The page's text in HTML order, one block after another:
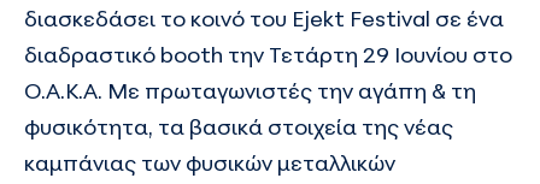
διασκεδάσει το κοινό του Ejekt Festival σε ένα
διαδραστικό booth την Τετάρτη 29 Ιουνίου στο
Ο.Α.Κ.Α. Με πρωταγωνιστές την αγάπη & τη
φυσικότητα, τα βασικά στοιχεία τηςνέας
καμπάνιας των φυσικών μεταλλικών